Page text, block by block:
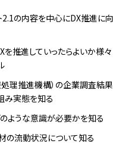
2.1の内容を中心にDX推進に向
を推進していったらよいか様々
理推進機構）の企業調査結果
み実態を知る
ような意識が必要かを知る
の流動状況について知る